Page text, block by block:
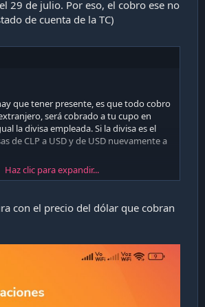
29 de julio. Por eso, el cobro ese no
de cuenta de la TC)
que tener presente, es que todo cobro
será cobrado a tu cupo en
la divisa empleada. Si la divisa es el
de CLP a USD y de USD nuevamente a
la mayoría de bancos aplicará siempre el
te pasará la deuda a dólares de acuerdo
No hay recargo de ningún tipo ahí.
de 5 mil pesos chilenos, son euros,
del exterior sean directamente en dólares.
de Itaú, te aplicará un recargo del 2,3%
y ese recargo lo transformará
Haz clic para expandir...
con el precio del dólar que cobran